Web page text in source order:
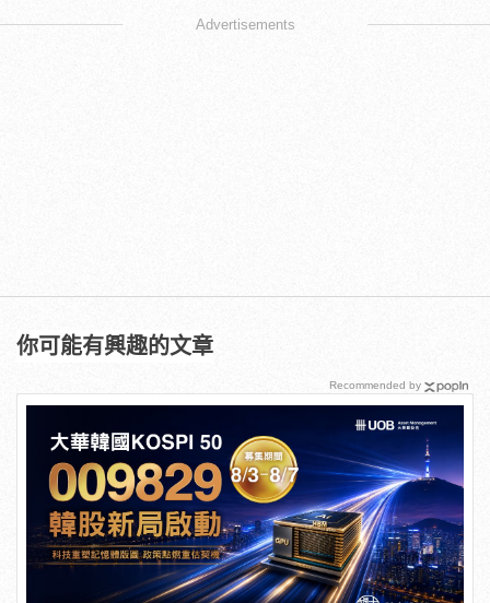
Advertisements
你可能有興趣的文章
Recommended by